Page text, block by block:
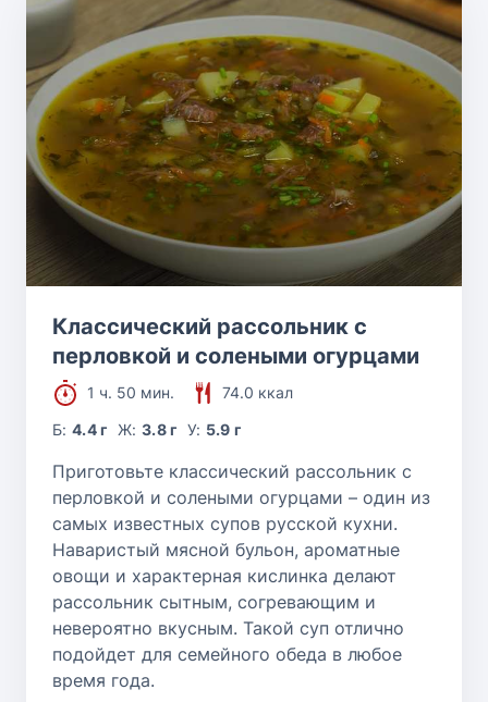
Классический рассольник с
перловкой и солеными огурцами
1 ч. 50 мин.
74.0 ккал
Б:4.4 г Ж: 3.8 г У: 5.9 г
Приготовьте классический рассольник с
перловкой и солеными огурцами – один из
самых известных супов русской кухни.
Наваристый мясной бульон, ароматные
овощи и характерная кислинка делают
рассольник сытным, согревающим и
невероятно вкусным. Такой суп отлично
подойдет для семейного обеда в любое
время года.